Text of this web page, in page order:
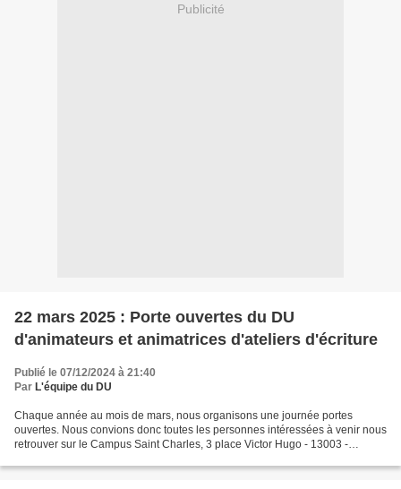
Publicité
22 mars 2025 : Porte ouvertes du DU
d'animateurs et animatrices d'ateliers d'écriture
Publié le 07/12/2024 à 21:40
Par L'équipe du DU
Chaque année au mois de mars, nous organisons une journée portes
ouvertes. Nous convions donc toutes les personnes intéressées à venir nous
retrouver sur le Campus Saint Charles, 3 place Victor Hugo - 13003 -